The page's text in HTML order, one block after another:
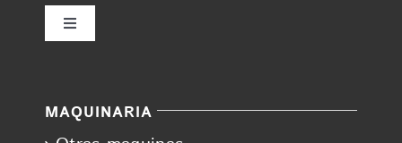
Toggle
MAQUINARIA